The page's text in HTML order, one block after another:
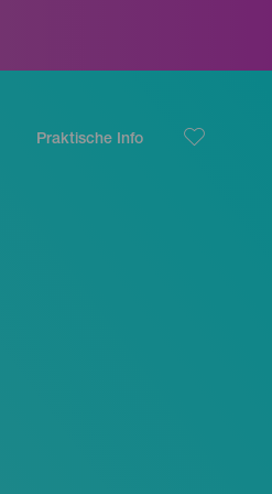
Praktische Info